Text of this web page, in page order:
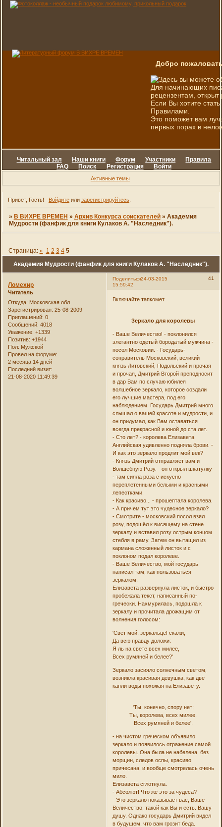
Добро
Здесь вы можете
Для начинающих
рецензентам, открыт
Если Вы хотите
Правилами.
Это поможет вам
первых порах в
Читальный зал Наши книги Форум Участники
Правила
FAQ
Поиск Регистрация Войти
Активные темы
Привет, Гость! Войдитеили зарегистрируйтесь.
» В ВИХРЕ ВРЕМЕН » Архив Конкурса соискателей » Академия
Мудрости (фанфик для книги Кулаков А. "Наследник").
Академия Мудрости (фанфик для книги Кулаков А. "Наследник").
Страница: « 1 2 3 4 5
Поделиться 41
24-03-2015
15:59:42
Ломехир
Читатель
Откуда: Московская обл.
Зарегистрирован: 25-08-2009
Приглашений: 0
Сообщений: 4018
Уважение: +1339
Позитив: +1944
Пол: Мужской
Провел на форуме:
2 месяца 14 дней
Последний визит:
21-08-2020 11:49:39
Включайте тапкомет.
Зеркало для королевы
- Ваше Величество! - поклонился
элегантно одетый бородатый мужчина -
посол Московии. - Государь-
соправитель Московский, великий
князь Литовский, Подольский и прочая
и прочая, Дмитрий Второй преподносит
в дар Вам по случаю юбилея
волшебное зеркало, которое создали
его лучшие мастера, под его
наблюдением. Государь Дмитрий много
слышал о вашей красоте и мудрости, и
он придумал, как Вам оставаться
всегда прекрасной и юной до ста лет.
- Сто лет? - королева Елизавета
Английская удивленно подняла брови. -
И как это зеркало продлит мой век?
- Князь Дмитрий отправляет вам и
Волшебную Розу. - он открыл шкатулку
- там сияла роза с искусно
переплетенными белыми и красными
лепестками.
- Как красиво... - прошептала королева.
- А причем тут это чудесное зеркало?
- Смотрите - московский посол взял
розу, подошёл к висящему на стене
зеркалу и вставил розу острым концом
стебля в раму. Затем он вытащил из
кармана сложенный листок и с
поклоном подал королеве.
- Ваше Величество, мой государь
написал там, как пользоваться
зеркалом.
Елизавета развернула листок, и быстро
пробежала текст, написанный по-
гречески. Нахмурилась, подошла к
зеркалу и прочитала дрожащим от
волнения голосом:
'Свет мой, зеркальце! скажи,
Да всю правду доложи:
Я ль на свете всех милее,
Всех румяней и белее?'
Зеркало засияло солнечным светом,
возникла красивая девушка, как две
капли воды похожая на Елизавету.
'Ты, конечно, спору нет;
Ты, королева, всех милее,
Всех румяней и белее'.
- на чистом греческом объявило
зеркало и появилось отражение самой
королевы. Она была не набелена, без
морщин, следов оспы, красиво
причесана, и вообще смотрелась очень
мило.
Елизавета сглотнула.
- Абсолют! Что же это за чудеса?
- Это зеркало показывает вас, Ваше
Величество, такой как Вы и есть. Вашу
душу. Однако государь Дмитрий видел
в будущем, что вам грозит беда.